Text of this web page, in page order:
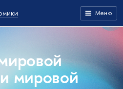
Меню
мировой